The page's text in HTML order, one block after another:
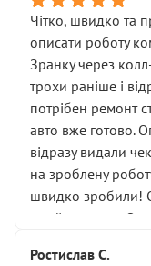
ущільнювачів.
Що прикро — це
вас стартер, і
враження. Але
лобовим склом.
відкручували”, і
новий власник, не
Але після
здаються
Я — клієнт, який
Хотілося б більше:
Чітко, швидко та
описати роботу
Зранку через
трохи раніше і
потрібен ремонт
авто вже готово.
відразу видали
на зроблену
швидко зробили!
приймальнику
звертатися до
Ростислав С.